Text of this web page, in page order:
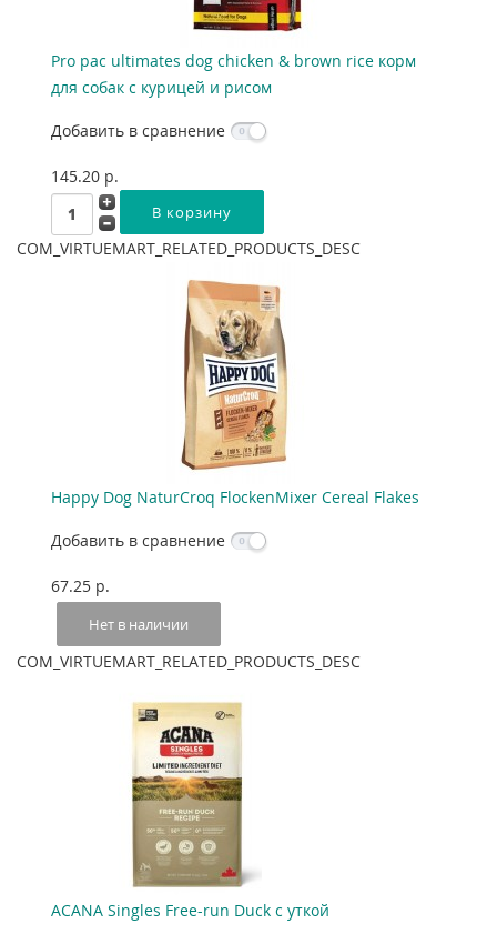
Pro pac ultimates dog chicken & brown rice корм
для собак с курицей и рисом
Добавить в сравнение
145.20 p.
COM_VIRTUEMART_RELATED_PRODUCTS_DESC
Happy Dog NaturCroq FlockenMixer Cereal Flakes
Добавить в сравнение
67.25 p.
Нет в наличии
COM_VIRTUEMART_RELATED_PRODUCTS_DESC
ACANA Singles Free-run Duck с уткой